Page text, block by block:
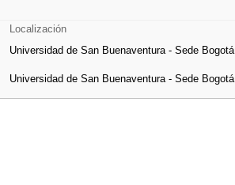
Localización
Universidad de San Buenaventura - Sede Bogotá
Universidad de San Buenaventura - Sede Bogotá